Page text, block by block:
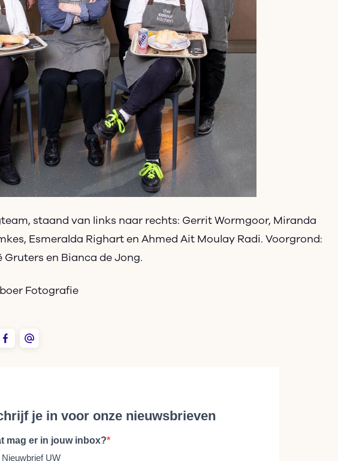
staand van links naar rechts: Gerrit Wormgoor, Miranda
Esmeralda Righart en Ahmed Ait Moulay Radi. Voorgrond:
en Bianca de Jong.
Fotografie